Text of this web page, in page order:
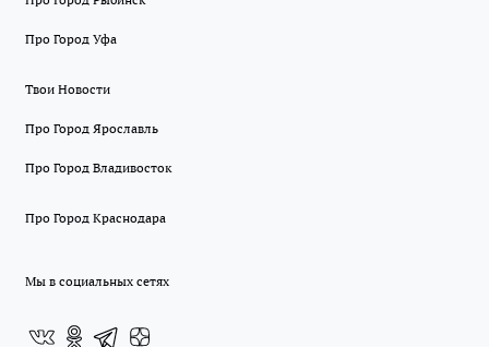
Про Город Уфа
Твои Новости
Про Город Ярославль
Про Город Владивосток
Про Город Краснодара
Мы в социальных сетях